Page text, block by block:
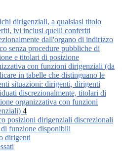
dirigenziali, a qualsiasi titolo
ivi inclusi quelli conferiti
dall'organo di indirizzo
senza procedure pubbliche di
e titolari di posizione
con funzioni dirigenziali (da
in tabelle che distinguano le
situazioni: dirigenti, dirigenti
discrezionalmente, titolari di
organizzativa con funzioni
4
posizioni dirigenziali discrezionali
di funzione disponibili
dirigenti